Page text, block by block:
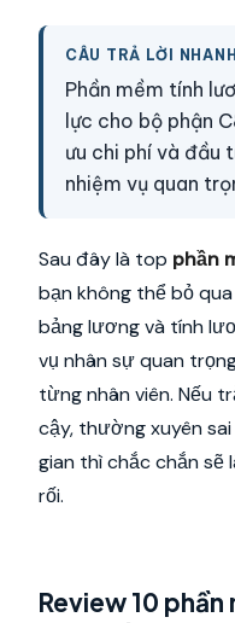
CÂU TRẢ LỜI NHANH
Phần mềm tính
lực cho bộ phận
ưu chi phí và đầu
nhiệm vụ quan
Sau đây là top phần
bạn không thể bỏ qua
bảng lương và tính
vụ nhân sự quan
từng nhân viên. Nếu
cậy, thường xuyên
gian thì chắc chắn sẽ
rối.
Review 10